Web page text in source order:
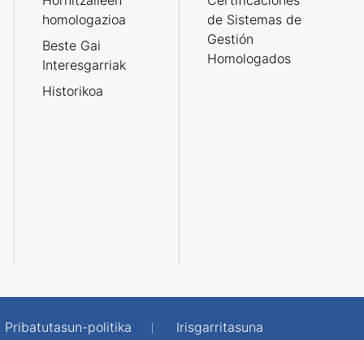
homologazioa
Beste Gai
Interesgarriak
Historikoa
de Sistemas de
Gestión
Homologados
Pribatutasun-politika Irisgarritasuna